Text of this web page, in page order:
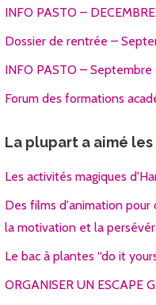
INFO PASTO –
Dossier de rentrée –
INFO PASTO –
Forum des formations
La plupart a aimé les
Les activités magiques
Des films d'animation
la motivation et la
Le bac à plantes “do it
ORGANISER UN ESCAPE